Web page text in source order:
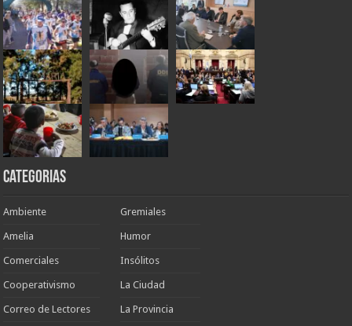
Categorias
Ambiente
Amelia
Comerciales
Cooperativismo
Correo de Lectores
Gremiales
Humor
Insólitos
La Ciudad
La Provincia